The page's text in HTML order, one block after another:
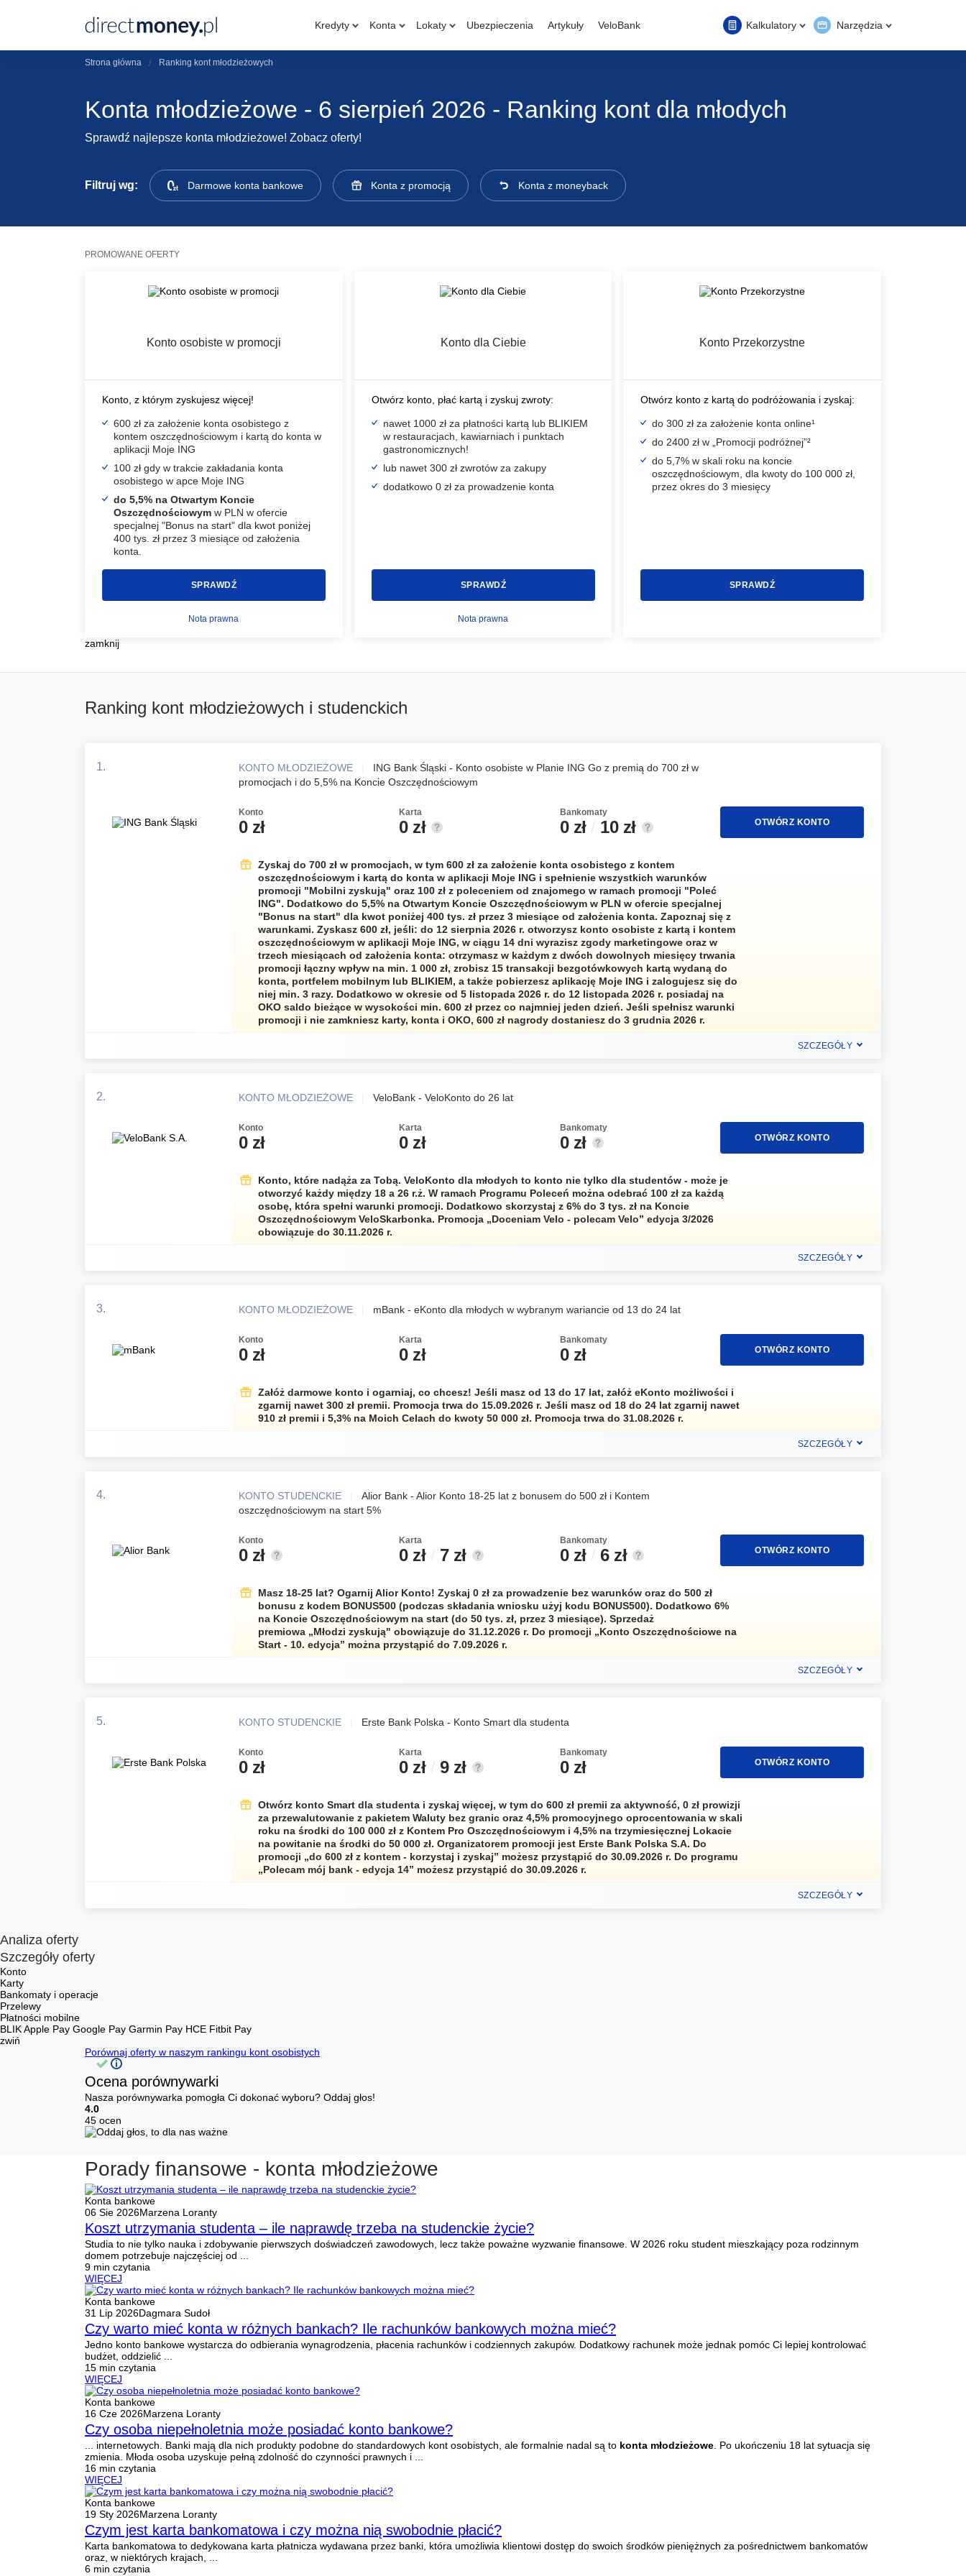
Kredyty Konta Lokaty Ubezpieczenia Artykuły VeloBank Kalkulatory Narzędzia
Strona główna Ranking kont młodzieżowych
Konta młodzieżowe - 6 sierpień 2026 - Ranking kont dla młodych
Sprawdź najlepsze konta młodzieżowe! Zobacz oferty!
Filtruj wg: Darmowe konta bankowe Konta z promocją Konta z moneyback
PROMOWANE OFERTY
Konto osobiste w promocji
Konto, z którym zyskujesz więcej!
600 zł za założenie konta osobistego z
kontem oszczędnościowym i kartą do konta w
aplikacji Moje ING
100 zł gdy w trakcie zakładania konta
osobistego w apce Moje ING
do 5,5% na Otwartym Koncie
Oszczędnościowym w PLN w ofercie
specjalnej "Bonus na start" dla kwot poniżej
400 tys. zł przez 3 miesiące od założenia
konta.
SPRAWDŹ
Nota prawna
Konto dla Ciebie
Otwórz konto, płać kartą i zyskuj zwroty:
nawet 1000 zł za płatności kartą lub BLIKIEM
w restauracjach, kawiarniach i punktach
gastronomicznych!
lub nawet 300 zł zwrotów za zakupy
dodatkowo 0 zł za prowadzenie konta
SPRAWDŹ
Nota prawna
Konto Przekorzystne
Otwórz konto z kartą do podróżowania i zyskaj:
do 300 zł za założenie konta online¹
do 2400 zł w „Promocji podróżnej”²
do 5,7% w skali roku na koncie
oszczędnościowym, dla kwoty do 100 000 zł,
przez okres do 3 miesięcy
SPRAWDŹ
zamknij
Ranking kont młodzieżowych i studenckich
1. KONTO MŁODZIEŻOWE
ING Bank Śląski - Konto osobiste w Planie ING Go z premią do 700 zł w
promocjach i do 5,5% na Koncie Oszczędnościowym
Konto
0 zł
Karta
0 zł
Bankomaty
0 zł 10 zł OTWÓRZ KONTO
Zyskaj do 700 zł w promocjach, w tym 600 zł za założenie konta osobistego z kontem
oszczędnościowym i kartą do konta w aplikacji Moje ING i spełnienie wszystkich warunków
promocji "Mobilni zyskują" oraz 100 zł z poleceniem od znajomego w ramach promocji "Poleć
ING". Dodatkowo do 5,5% na Otwartym Koncie Oszczędnościowym w PLN w ofercie specjalnej
"Bonus na start" dla kwot poniżej 400 tys. zł przez 3 miesiące od założenia konta. Zapoznaj się z
warunkami. Zyskasz 600 zł, jeśli: do 12 sierpnia 2026 r. otworzysz konto osobiste z kartą i kontem
oszczędnościowym w aplikacji Moje ING, w ciągu 14 dni wyrazisz zgody marketingowe oraz w
trzech miesiącach od założenia konta: otrzymasz w każdym z dwóch dowolnych miesięcy trwania
promocji łączny wpływ na min. 1 000 zł, zrobisz 15 transakcji bezgotówkowych kartą wydaną do
konta, portfelem mobilnym lub BLIKIEM, a także pobierzesz aplikację Moje ING i zalogujesz się do
niej min. 3 razy. Dodatkowo w okresie od 5 listopada 2026 r. do 12 listopada 2026 r. posiadaj na
OKO saldo bieżące w wysokości min. 600 zł przez co najmniej jeden dzień. Jeśli spełnisz warunki
promocji i nie zamkniesz karty, konta i OKO, 600 zł nagrody dostaniesz do 3 grudnia 2026 r.
SZCZEGÓŁY
2. KONTO MŁODZIEŻOWE VeloBank - VeloKonto do 26 lat
Konto
0 zł
Karta
0 zł
Bankomaty
0 zł OTWÓRZ KONTO
Konto, które nadąża za Tobą. VeloKonto dla młodych to konto nie tylko dla studentów - może je
otworzyć każdy między 18 a 26 r.ż. W ramach Programu Poleceń można odebrać 100 zł za każdą
osobę, która spełni warunki promocji. Dodatkowo skorzystaj z 6% do 3 tys. zł na Koncie
Oszczędnościowym VeloSkarbonka. Promocja „Doceniam Velo - polecam Velo” edycja 3/2026
obowiązuje do 30.11.2026 r.
SZCZEGÓŁY
3. KONTO MŁODZIEŻOWE mBank - eKonto dla młodych w wybranym wariancie od 13 do 24 lat
Konto
0 zł
Karta
0 zł
Bankomaty
0 zł OTWÓRZ KONTO
Załóż darmowe konto i ogarniaj, co chcesz! Jeśli masz od 13 do 17 lat, załóż eKonto możliwości i
zgarnij nawet 300 zł premii. Promocja trwa do 15.09.2026 r. Jeśli masz od 18 do 24 lat zgarnij nawet
910 zł premii i 5,3% na Moich Celach do kwoty 50 000 zł. Promocja trwa do 31.08.2026 r.
SZCZEGÓŁY
4. KONTO STUDENCKIE
Alior Bank - Alior Konto 18-25 lat z bonusem do 500 zł i Kontem
oszczędnościowym na start 5%
Konto
0 zł
Karta
0 zł 7 zł
Bankomaty
0 zł 6 zł OTWÓRZ KONTO
Masz 18-25 lat? Ogarnij Alior Konto! Zyskaj 0 zł za prowadzenie bez warunków oraz do 500 zł
bonusu z kodem BONUS500 (podczas składania wniosku użyj kodu BONUS500). Dodatkowo 6%
na Koncie Oszczędnościowym na start (do 50 tys. zł, przez 3 miesiące). Sprzedaż
premiowa „Młodzi zyskują" obowiązuje do 31.12.2026 r. Do promocji „Konto Oszczędnościowe na
Start - 10. edycja” można przystąpić do 7.09.2026 r.
SZCZEGÓŁY
5. KONTO STUDENCKIE Erste Bank Polska - Konto Smart dla studenta
Konto
0 zł
Karta
0 zł 9 zł
Bankomaty
0 zł OTWÓRZ KONTO
Otwórz konto Smart dla studenta i zyskaj więcej, w tym do 600 zł premii za aktywność, 0 zł prowizji
za przewalutowanie z pakietem Waluty bez granic oraz 4,5% promocyjnego oprocentowania w skali
roku na środki do 100 000 zł z Kontem Pro Oszczędnościowym i 4,5% na trzymiesięcznej Lokacie
na powitanie na środki do 50 000 zł. Organizatorem promocji jest Erste Bank Polska S.A. Do
promocji „do 600 zł z kontem - korzystaj i zyskaj” możesz przystąpić do 30.09.2026 r. Do programu
„Polecam mój bank - edycja 14” możesz przystąpić do 30.09.2026 r.
SZCZEGÓŁY
Analiza oferty
Szczegóły oferty
Konto
Karty
Bankomaty i operacje
Przelewy
Płatności mobilne
BLIKApple Pay Google Pay Garmin Pay HCE Fitbit Pay
zwiń
Porównaj oferty w naszym rankingu kont osobistych
Ocena porównywarki
Nasza porównywarka pomogła Ci dokonać wyboru? Oddaj głos!
4.0
45 ocen
Porady finansowe - konta młodzieżowe
Konta bankowe
06 Sie 2026Marzena Loranty
Koszt utrzymania studenta – ile naprawdę trzeba na studenckie życie?
Studia to nie tylko nauka i zdobywanie pierwszych doświadczeń zawodowych, lecz także poważne wyzwanie finansowe. W 2026 roku student mieszkający poza rodzinnym
domem potrzebuje najczęściej od ...
9 min czytania
WIĘCEJ
Konta bankowe
31 Lip 2026Dagmara Sudoł
Czy warto mieć konta w różnych bankach? Ile rachunków bankowych można mieć?
Jedno konto bankowe wystarcza do odbierania wynagrodzenia, płacenia rachunków i codziennych zakupów. Dodatkowy rachunek może jednak pomóc Ci lepiej kontrolować
budżet, oddzielić ...
15 min czytania
WIĘCEJ
Konta bankowe
16 Cze 2026Marzena Loranty
Czy osoba niepełnoletnia może posiadać konto bankowe?
... internetowych. Banki mają dla nich produkty podobne do standardowych kont osobistych, ale formalnie nadal są to konta młodzieżowe . Po ukończeniu 18 lat sytuacja się
zmienia. Młoda osoba uzyskuje pełną zdolność do czynności prawnych i ...
16 min czytania
WIĘCEJ
Konta bankowe
19 Sty 2026Marzena Loranty
Czym jest karta bankomatowa i czy można nią swobodnie płacić?
Karta bankomatowa to dedykowana karta płatnicza wydawana przez banki, która umożliwia klientowi dostęp do swoich środków pieniężnych za pośrednictwem bankomatów
oraz, w niektórych krajach, ...
6 min czytania